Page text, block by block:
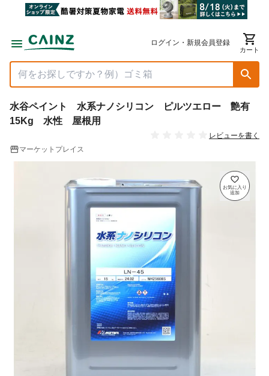
ログイン・新規会員登録
カート
水谷ペイント 水系ナノシリコン ピルツエロー 艶有
15Kg 水性 屋根用
レビューを書く
マーケットプレイス